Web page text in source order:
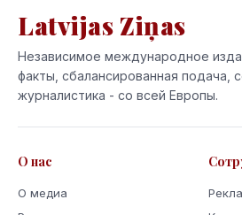
Latvijas Ziņas
Независимое международное
факты, сбалансированная подача,
журналистика - со всей Европы.
О нас
О медиа